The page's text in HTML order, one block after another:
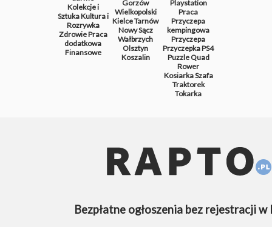
Kolekcje i
SztukaKultura i
Rozrywka
ZdrowiePraca
dodatkowa
Finansowe
Gorzów
Wielkopolski
KielceTarnów
Nowy Sącz
Wałbrzych
Olsztyn
Koszalin
Playstation
Praca
Przyczepa
kempingowa
Przyczepa
PrzyczepkaPS4
PuzzleQuad
Rower
KosiarkaSzafa
Traktorek
Tokarka
Bezpłatne ogłoszenia bez rejestracji w